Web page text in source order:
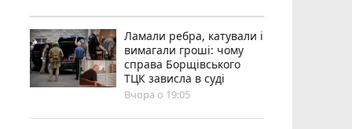
Ламали ребра, катували і
вимагали гроші: чому
справа Борщівського
ТЦК зависла в суді
Вчора о 19:05